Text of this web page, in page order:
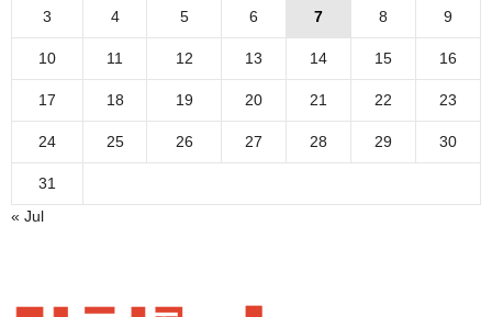
3 4 5 6 7 8 9
10 11 12 13 14 15 16
17 18 19 20 21 22 23
24 25 26 27 28 29 30
31
« Jul